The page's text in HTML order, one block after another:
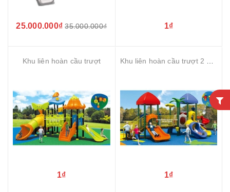
25.000.000₫ 35.000.000₫ 1₫
Khu liên hoàn cầu trượt
1₫ 1₫